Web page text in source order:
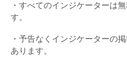
・すべてのインジケーターは
す。
・予告なくインジケーターの
あります。